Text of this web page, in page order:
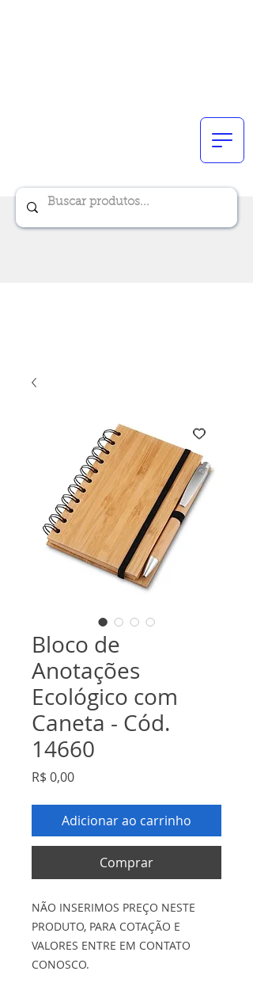
Bloco de
Anotações
Ecológico com
Caneta - Cód.
14660
R$ 0,00Preço
Adicionar ao carrinho
Comprar
NÃO INSERIMOS PREÇO NESTE
PRODUTO, PARA COTAÇÃO E
VALORES ENTRE EM CONTATO
CONOSCO.